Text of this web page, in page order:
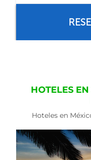
HOTELES
Hoteles en